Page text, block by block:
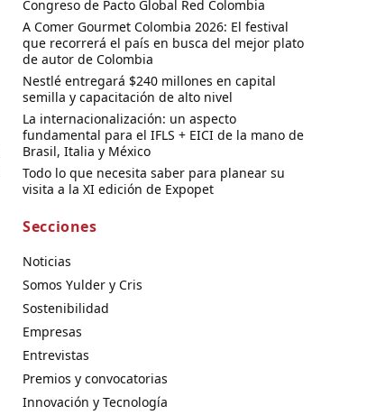
Congreso de Pacto Global Red Colombia
A Comer Gourmet Colombia 2026: El festival
que recorrerá el país en busca del mejor plato
de autor de Colombia
Nestlé entregará $240 millones en capital
semilla y capacitación de alto nivel
La internacionalización: un aspecto
fundamental para el IFLS + EICI de la mano de
Brasil, Italia y México
Todo lo que necesita saber para planear su
visita a la XI edición de Expopet
Secciones
Noticias
Somos Yulder y Cris
Sostenibilidad
Empresas
Entrevistas
Premios y convocatorias
Innovación y Tecnología